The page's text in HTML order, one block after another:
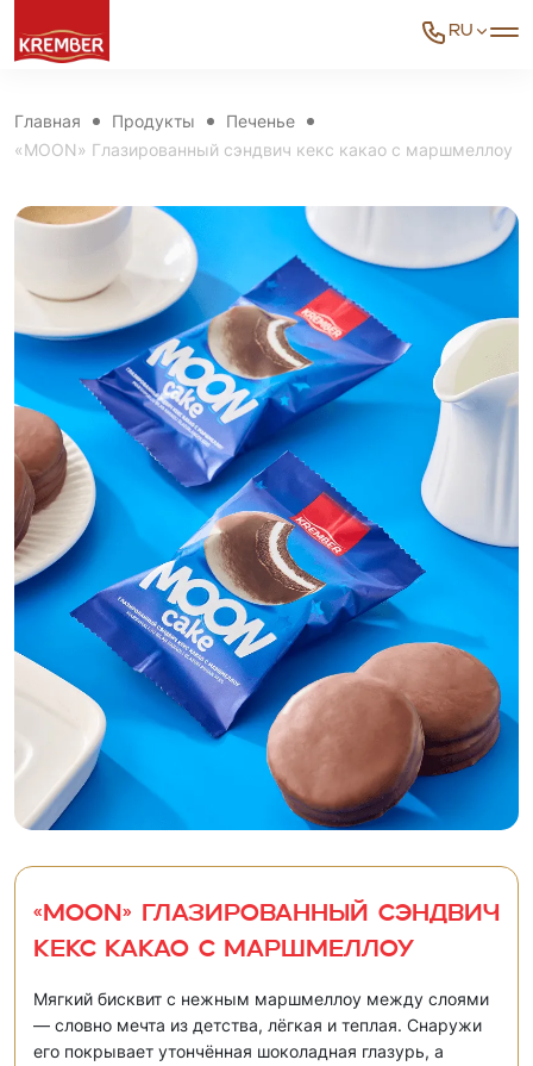
RU
Главная Продукты
Печенье
«MOON» Глазированный сэндвич кекс какао с маршмеллоу
«MOON» Глазированный сэндвич
кекс какао с маршмеллоу
Мягкий бисквит с нежным маршмеллоу между слоями
— словно мечта из детства, лёгкая и теплая. Снаружи
его покрывает утончённая шоколадная глазурь, а